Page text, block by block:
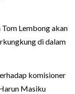
Lembong akan
di dalam
komisioner
Masiku